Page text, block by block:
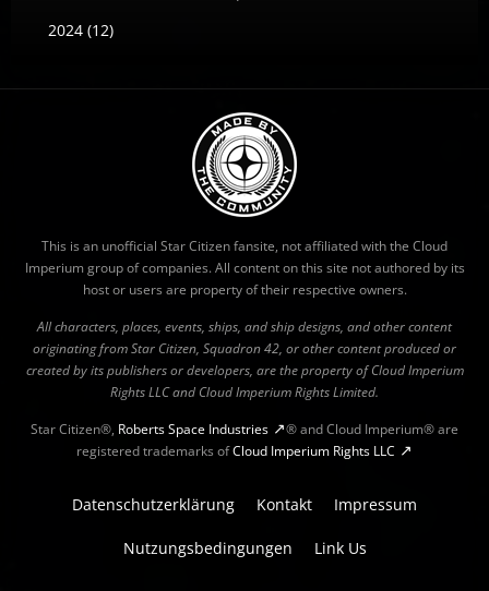
2024 (12)
This is an unofficial Star Citizen fansite, not affiliated with the Cloud
Imperium group of companies. All content on this site not authored by its
host or users are property of their respective owners.
All characters, places, events, ships, and ship designs, and other content
originating from Star Citizen, Squadron 42, or other content produced or
created by its publishers or developers, are the property of Cloud Imperium
Rights LLC and Cloud Imperium Rights Limited.
Star Citizen®, Roberts Space Industries
® and Cloud Imperium® are
registered trademarks ofCloud Imperium Rights LLC
Datenschutzerklärung Kontakt Impressum
Nutzungsbedingungen Link Us